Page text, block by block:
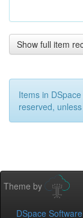
Show full item
Items in
reserved,
Theme by
DSpace Software